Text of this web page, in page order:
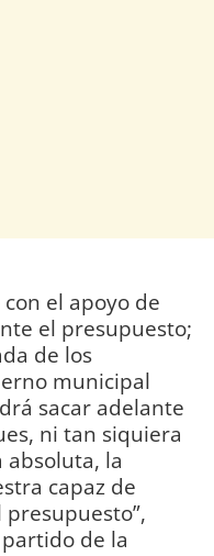
el apoyo de
el presupuesto;
de los
municipal
sacar adelante
ni tan siquiera
la
capaz de
de la